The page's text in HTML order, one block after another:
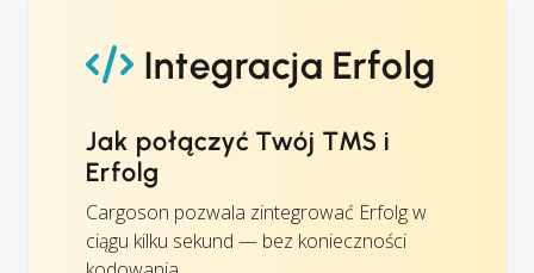
Integracja Erfolg
Jak połączyć Twój TMS i
Erfolg
Cargoson pozwala zintegrować Erfolg w
ciągu kilku sekund — bez konieczności